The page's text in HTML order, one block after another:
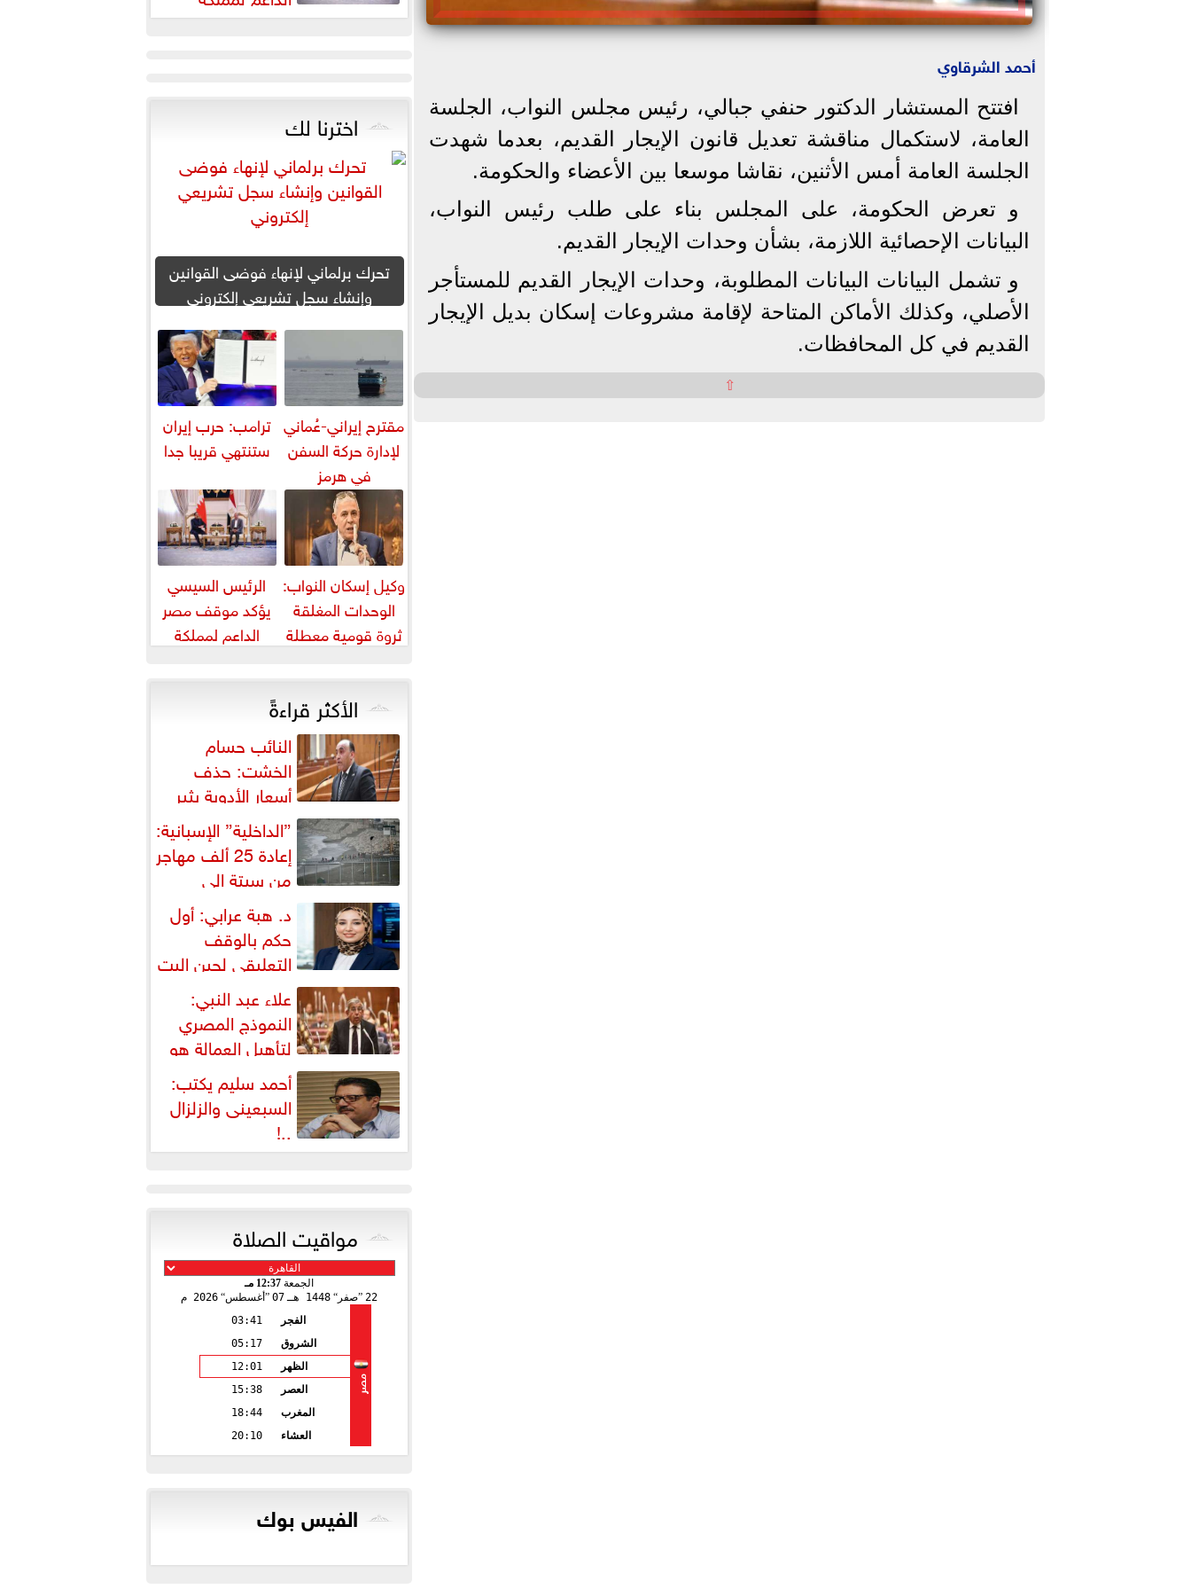
أحمد الشرقاوي
افتتح المستشار الدكتور حنفي جبالي، رئيس مجلس النواب، الجلسة
العامة، لاستكمال مناقشة تعديل قانون الإيجار القديم، بعدما شهدت
الجلسة العامة أمس الأثنين، نقاشا موسعا بين الأعضاء والحكومة.
و تعرض الحكومة، على المجلس بناء على طلب رئيس النواب،
البيانات الإحصائية اللازمة، بشأن وحدات الإيجار القديم.
و تشمل البيانات البيانات المطلوبة، وحدات الإيجار القديم للمستأجر
الأصلي، وكذلك الأماكن المتاحة لإقامة مشروعات إسكان بديل الإيجار
القديم في كل المحافظات.
⇧
البحرين لحماية أمنها واستقرارها
اخترنا لك
تحرك برلماني لإنهاء فوضى القوانين
وإنشاء سجل تشريعي إلكتروني
مقترح إيراني-عُماني
لإدارة حركة السفن
في هرمز
ترامب: حرب إيران
ستنتهي قريبا جدا
وكيل إسكان النواب:
الوحدات المغلقة
ثروة قومية معطلة
أزمة الإسكان
الرئيس السيسي
يؤكد موقف مصر
الداعم لمملكة
واستقرارها
الأكثر قراءةً
النائب حسام
الخشت: حذف
أسعار الأدوية يثير
إشكالية دستورية ويهدد حق
المواطن...
”الداخلية” الإسبانية:
إعادة 25 ألف مهاجر
من سبتة إلى
المغرب... وارتفاع حصيلة...
د. هبة عرابي: أول
حكم بالوقف
التعليقي لحين البت
في الطعن على... علاء عبد النبي:
النموذج المصري
لتأهيل العمالة هو
البديل العملي والأمثل لأزمات...
أحمد سليم يكتب:
السبعينى والزلزال
..!
مواقيت الصلاة
الجمعة 12:37 مـ
22 صفر 1448 هـ 07 أغسطس 2026 م
مصر
الفجر
03:41
الشروق
05:17
الظهر
12:01
العصر
15:38
المغرب
18:44
العشاء
20:10
الفيس بوك